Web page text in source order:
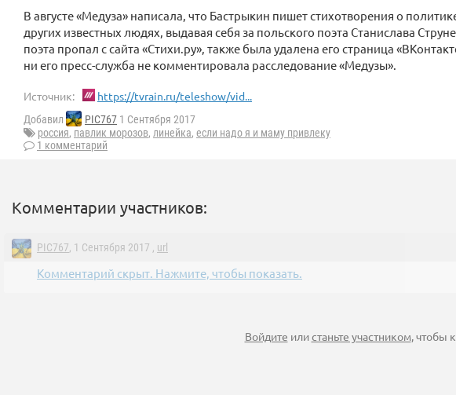
В августе «Медуза» написала, что Бастрыкин пишет стихотворения о
других известных людях, выдавая себя за польского поэта Станислава
поэта пропал с сайта «Стихи.ру», также была удалена его страница
ни его пресс-служба не комментировала расследование «Медузы».
Источник: https://tvrain.ru/teleshow/vid...
Добавил PIC767 1 Сентября 2017
россия, павлик морозов, линейка, если надо я и маму привлеку
1 комментарий
Комментарии участников:
PIC767, 1 Сентября 2017 , url
Комментарий скрыт. Нажмите, чтобы показать.
Войдите илистаньте участником, чтобы